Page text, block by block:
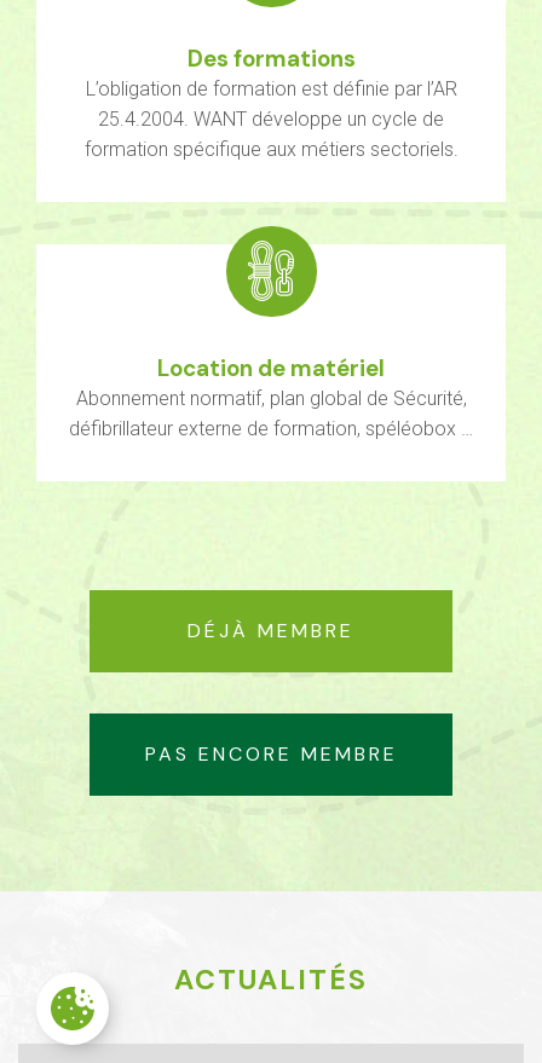
Des formations
L’obligation de formation est définie par l’AR
25.4.2004. WANT développe un cycle de
formation spécifique aux métiers sectoriels.
Location de matériel
Abonnement normatif, plan global de Sécurité,
défibrillateur externe de formation, spéléobox …
DÉJÀ MEMBRE
PAS ENCORE MEMBRE
ACTUALITÉS